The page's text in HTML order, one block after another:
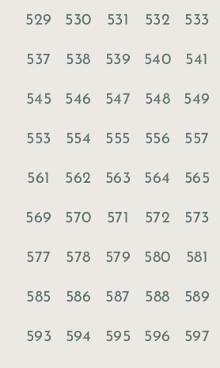
529 530 531 532 533
537 538 539 540 541
545 546 547 548 549
553 554 555 556 557
561 562 563 564 565
569 570 571 572 573
577 578 579 580 581
585 586 587 588 589
593 594 595 596 597